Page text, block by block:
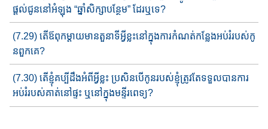
ផ្តល់ជូន​នៅអំឡុង​ “ឆ្នាំសិក្សាបន្ថែម​” ដែរឬទេ?
(7.29) តើឪពុកម្ដាយមានតួនាទីអ្វីខ្លះ​នៅ​​ក្នុងការកំណត់កន្លែងអប់រំ​របស់​​កូ​
នពួកគេ?
(7.30) តើខ្ញុំគប្បីដឹងអំពីអ្វីខ្លះ ប្រសិនបើកូនរប​ស់ខ្ញុំត្រូវ​តែទទួល​បាន​ការ​
អប់រំរបស់គាត់​នៅផ្ទះ ឬនៅក្នុង​មន្ទីរពេទ្យ​?